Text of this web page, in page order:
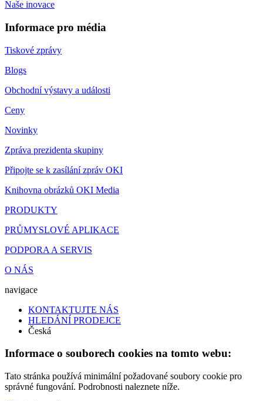
Naše inovace
Informace pro média
Tiskové zprávy
Blogs
Obchodní výstavy a události
Ceny
Novinky
Zpráva prezidenta skupiny
Připojte se k zasílání zpráv OKI
Knihovna obrázků OKI Media
PRODUKTY
PRŮMYSLOVÉ APLIKACE
PODPORA A SERVIS
O NÁS
navigace
KONTAKTUJTE NÁS
HLEDÁNÍ PRODEJCE
Česká
Informace o souborech cookies na tomto webu:
Tato stránka používá minimální požadované soubory cookie pro
správné fungování. Podrobnosti naleznete níže.